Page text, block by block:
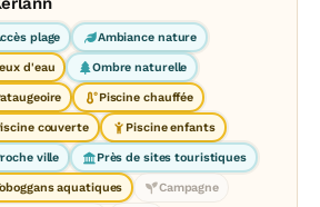
plage Ambiance nature
d'eau Ombre naturelle
Piscine chauffée
couverte Piscine enfants
ville Près de sites touristiques
aquatiques Campagne